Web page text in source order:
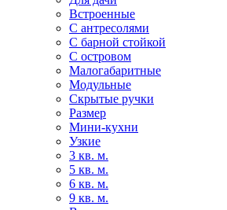
Встроенные
С антресолями
С барной стойкой
С островом
Малогабаритные
Модульные
Скрытые ручки
Размер
Мини-кухни
Узкие
3 кв. м.
5 кв. м.
6 кв. м.
9 кв. м.